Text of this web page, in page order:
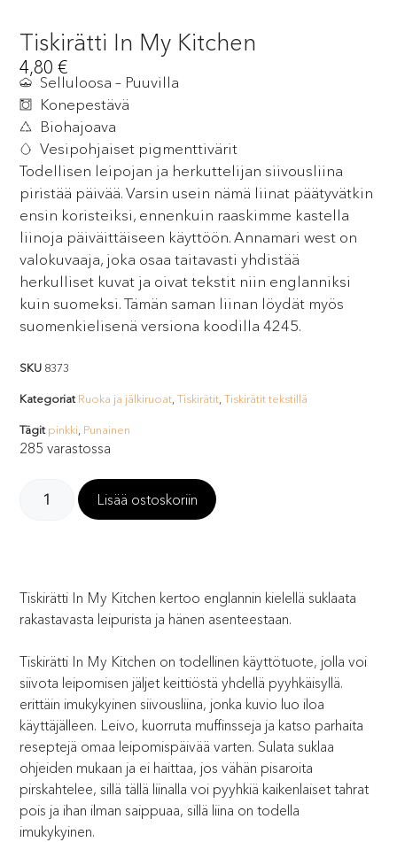
Tiskirätti In My Kitchen
4,80€
Selluloosa – Puuvilla
Konepestävä
Biohajoava
Vesipohjaiset pigmenttivärit
Todellisen leipojan ja herkuttelijan siivousliina
piristää päivää. Varsin usein nämä liinat päätyvätkin
ensin koristeiksi, ennenkuin raaskimme kastella
liinoja päiväittäiseen käyttöön. Annamari west on
valokuvaaja, joka osaa taitavasti yhdistää
herkulliset kuvat ja oivat tekstit niin englanniksi
kuin suomeksi. Tämän saman liinan löydät myös
suomenkielisenä versiona koodilla 4245.
SKU 8373
Kategoriat Ruoka ja jälkiruoat ,Tiskirätit ,Tiskirätit tekstillä
Tägit pinkki Punainen
285 varastossa
Lisää ostoskoriin
Tiskirätti In My Kitchen kertoo englannin kielellä suklaata
rakastavasta leipurista ja hänen asenteestaan.
Tiskirätti In My Kitchen on todellinen käyttötuote, jolla voi
siivota leipomisen jäljet keittiöstä yhdellä pyyhkäisyllä.
erittäin imukykyinen siivousliina, jonka kuvio luo iloa
käyttäjälleen. Leivo, kuorruta muffinsseja ja katso parhaita
reseptejä omaa leipomispäivää varten. Sulata suklaa
ohjeiden mukaan ja ei haittaa, jos vähän pisaroita
pirskahtelee, sillä tällä liinalla voi pyyhkiä kaikenlaiset tahrat
pois ja ihan ilman saippuaa, sillä liina on todella
imukykyinen.